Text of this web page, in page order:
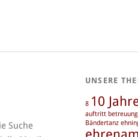
Suche
UNSERE
8 10
auftritt betreuung
Bändertanz